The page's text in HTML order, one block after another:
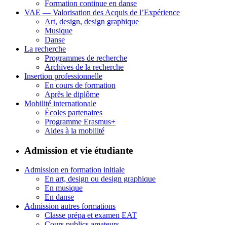
Formation continue en danse
VAE — Valorisation des Acquis de l’Expérience
Art, design, design graphique
Musique
Danse
La recherche
Programmes de recherche
Archives de la recherche
Insertion professionnelle
En cours de formation
Après le diplôme
Mobilité internationale
Écoles partenaires
Programme Erasmus+
Aides à la mobilité
Admission et vie étudiante
Admission en formation initiale
En art, design ou design graphique
En musique
En danse
Admission autres formations
Classe prépa et examen EAT